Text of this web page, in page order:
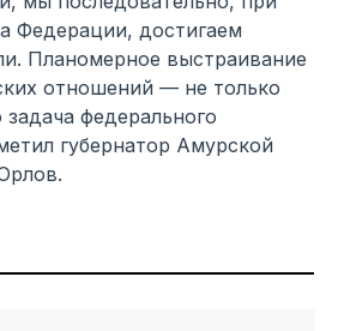
Федерации, достигаем
Планомерное выстраивание
отношений — не только
задача федерального
губернатор Амурской